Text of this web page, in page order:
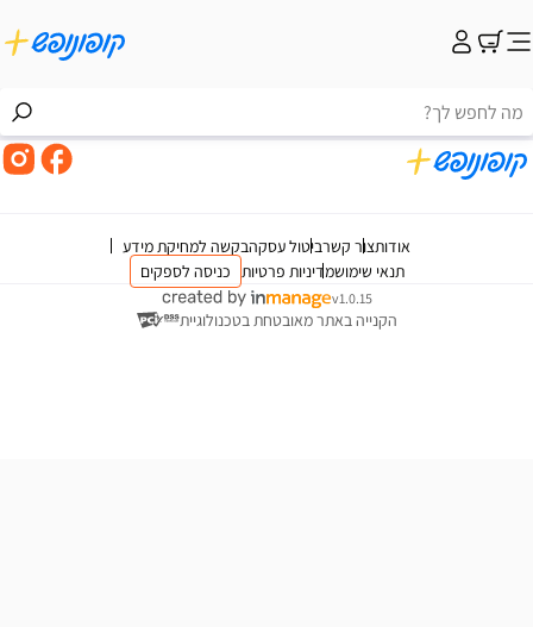
אודותצור קשרביטול עסקהבקשה למחיקת מידע
תנאי שימושמדיניות פרטיות כניסה לספקים
v1.0.15
הקנייה באתר מאובטחת בטכנולוגיית